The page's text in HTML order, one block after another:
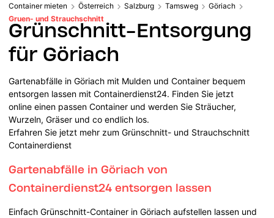
Container mieten Österreich Salzburg Tamsweg
Göriach
Gruen- und Strauchschnitt
Grünschnitt-Entsorgung
für Göriach
Gartenabfälle in Göriach mit Mulden und Container bequem
entsorgen lassen mit Containerdienst24. Finden Sie jetzt
online einen passen Container und werden Sie Sträucher,
Wurzeln, Gräser und co endlich los.
Erfahren Sie jetzt mehr zum Grünschnitt- und Strauchschnitt
Containerdienst
Gartenabfälle in Göriach von
Containerdienst24 entsorgen lassen
Einfach Grünschnitt-Container in Göriach aufstellen lassen und